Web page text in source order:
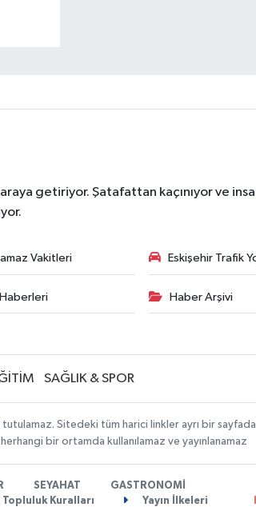
getiriyor. Şatafattan kaçınıyor ve
Vakitleri Eskişehir Trafik
Haber Arşivi
SAĞLIK & SPOR
Sitedeki tüm harici linkler ayrı bir sayfada
bir ortamda kullanılamaz ve yayınlanamaz
SEYAHAT
GASTRONOMİ
Topluluk Kuralları Yayın İlkeleri